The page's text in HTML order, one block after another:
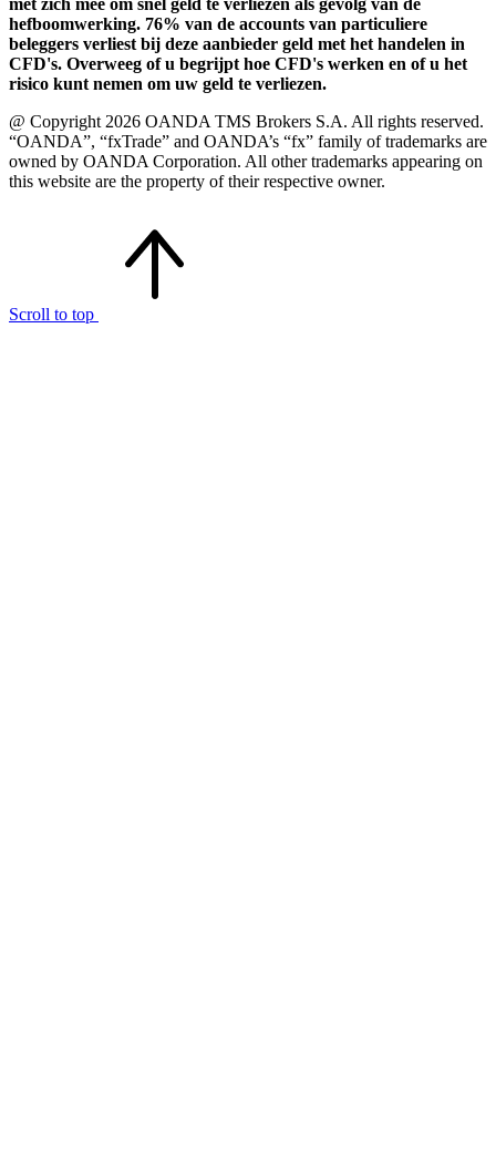
hefboomwerking. 76% van de accounts van particuliere
beleggers verliest bij deze aanbieder geld met het handelen in
CFD's. Overweeg of u begrijpt hoe CFD's werken en of u het
risico kunt nemen om uw geld te verliezen.
@ Copyright 2026 OANDA TMS Brokers S.A. All rights reserved.
“OANDA”, “fxTrade” and OANDA’s “fx” family of trademarks are
owned by OANDA Corporation. All other trademarks appearing on
this website are the property of their respective owner.
Scroll to top